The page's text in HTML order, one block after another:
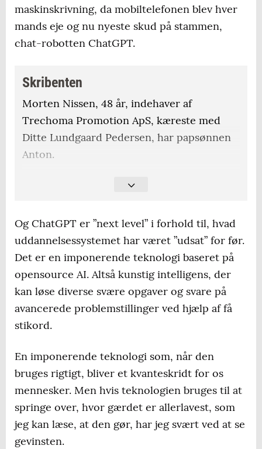
maskinskrivning, da mobiltelefonen blev hver
mands eje og nu nyeste skud på stammen,
chat-robotten ChatGPT.
Skribenten
Morten Nissen, 48 år, indehaver af
Trechoma Promotion ApS, kæreste med
Ditte Lundgaard Pedersen, har papsønnen
Anton.
Og ChatGPT er ”next level” i forhold til, hvad
uddannelsessystemet har været ”udsat” for før.
Det er en imponerende teknologi baseret på
opensource AI. Altså kunstig intelligens, der
kan løse diverse svære opgaver og svare på
avancerede problemstillinger ved hjælp af få
stikord.
En imponerende teknologi som, når den
bruges rigtigt, bliver et kvanteskridt for os
mennesker. Men hvis teknologien bruges til at
springe over, hvor gærdet er allerlavest, som
jeg kan læse, at den gør, har jeg svært ved at se
gevinsten.